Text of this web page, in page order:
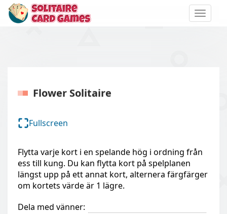
Toggle
Flower Solitaire
Fullscreen
Flytta varje kort i en spelande hög i ordning från
ess till kung. Du kan flytta kort på spelplanen
längst upp på ett annat kort, alternera färgfärger
om kortets värde är 1 lägre.
Dela med vänner: